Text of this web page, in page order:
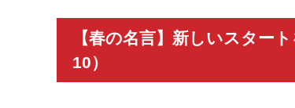
【春の名言】新しいスター
10）